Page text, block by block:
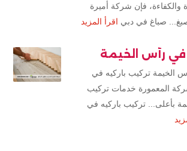
والكفاءة، فإن شركة أميرة
صباغ في دبي اقرأ المزيد
في رأس الخيمة
الخيمة تركيب باركيه في
المعمورة خدمات تركيب
بأعلى... تركيب باركيه في